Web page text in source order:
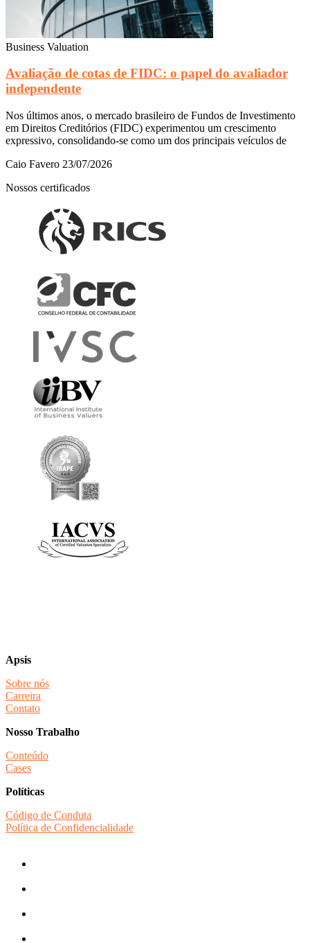
Business Valuation
Avaliação de cotas de FIDC: o papel do avaliador
independente
Nos últimos anos, o mercado brasileiro de Fundos de Investimento
em Direitos Creditórios (FIDC) experimentou um crescimento
expressivo, consolidando-se como um dos principais veículos de
Caio Favero 23/07/2026
Nossos certificados
Apsis
Sobre nós
Carreira
Contato
Nosso Trabalho
Conteúdo
Cases
Políticas
Código de Conduta
Política de Confidencialidade